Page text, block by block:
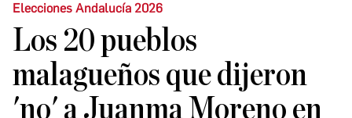
Elecciones Andalucía 2026
Los 20 pueblos
malagueños que dijeron
'no' a Juanma Moreno en